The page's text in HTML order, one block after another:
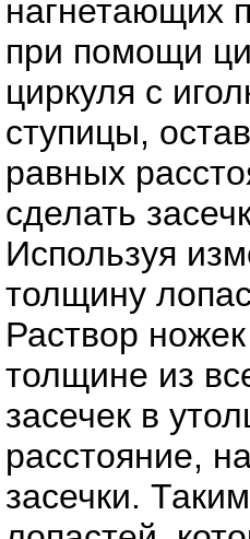
нагнетающих
при помощи
циркуля с
ступицы,
равных
сделать
Используя
толщину
Раствор
толщине из
засечек в
расстояние,
засечки.